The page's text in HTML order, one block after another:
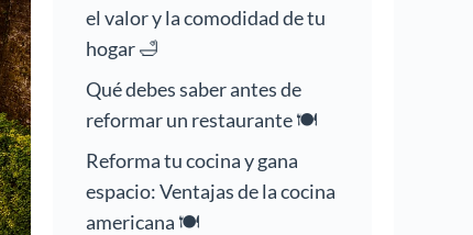
el valor y la comodidad de tu
hogar 🛁
Qué debes saber antes de
reformar un restaurante 🍽️
Reforma tu cocina y gana
espacio: Ventajas de la cocina
americana 🍽️